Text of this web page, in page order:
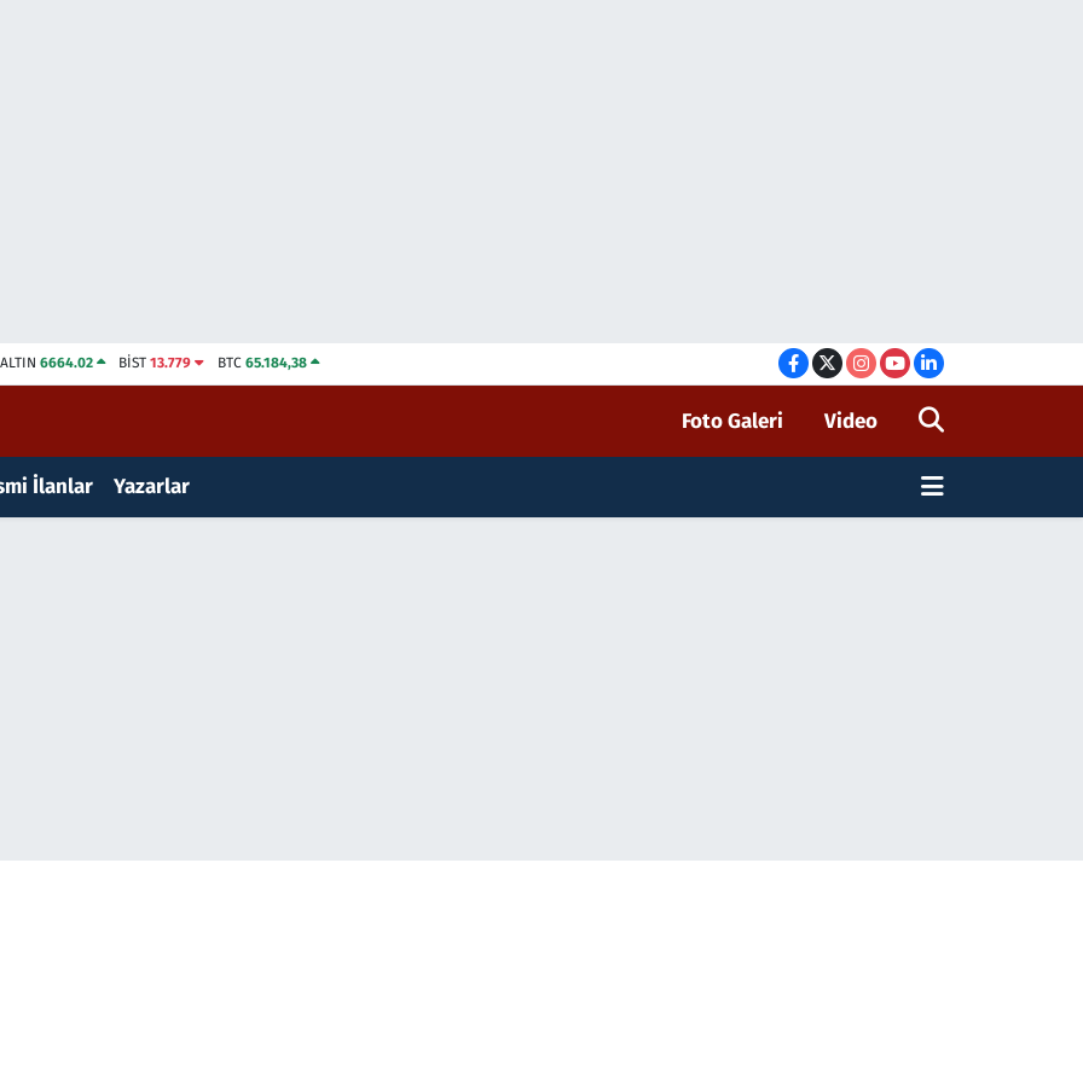
ALTIN 6664.02 BİST13.779 BTC 65.184,38
Foto Galeri Video
İlanlar Yazarlar